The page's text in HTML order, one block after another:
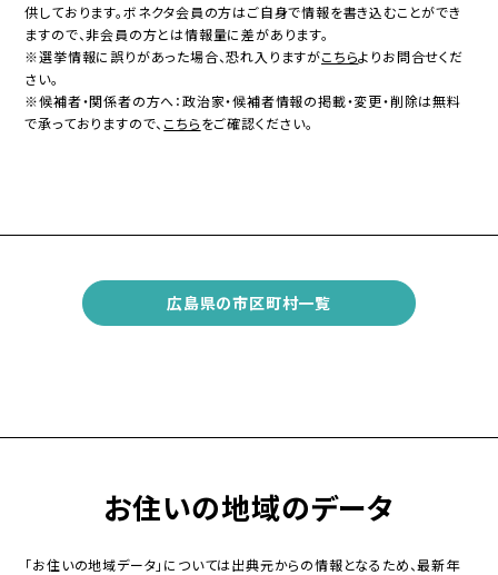
供しております。ボネクタ会員の方はご自身で情報を書き込むことができ
ますので、非会員の方とは情報量に差があります。
※選挙情報に誤りがあった場合、恐れ入りますがこちらよりお問合せくだ
さい。
※候補者・関係者の方へ：政治家・候補者情報の掲載・変更・削除は無料
で承っておりますので、 こちらをご確認ください。
広島県の市区町村一覧
お住いの地域のデータ
「お住いの地域データ」については出典元からの情報となるため、最新年